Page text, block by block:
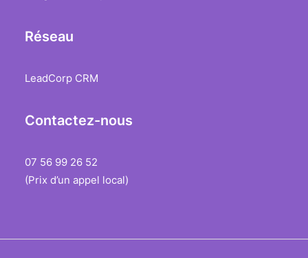
Réseau
LeadCorp CRM
Contactez-nous
07 56 99 26 52
(Prix d’un appel local)